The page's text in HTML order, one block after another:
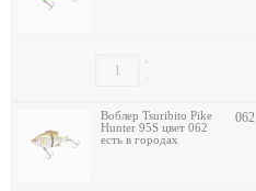
-
+
Воблер Tsuribito Pike
Hunter 95S цвет 062
есть в городах
062